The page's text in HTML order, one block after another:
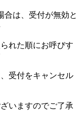
は、受付が無効と
れた順にお呼びす
受付をキャンセル
いますのでご了承